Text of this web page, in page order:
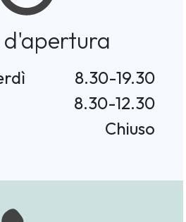
8.30-19.30
8.30-12.30
Chiuso